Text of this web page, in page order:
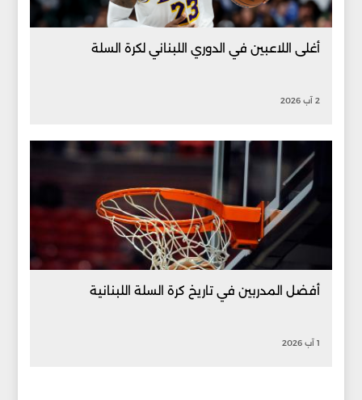
أغلى اللاعبين في الدوري اللبناني لكرة السلة
2 آب 2026
أفضل المدربين في تاريخ كرة السلة اللبنانية
1 آب 2026